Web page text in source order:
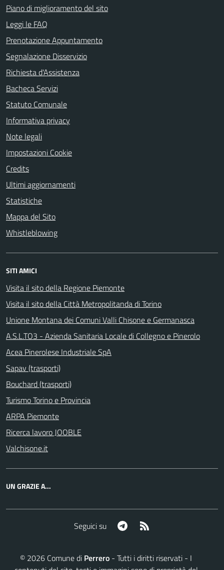
Piano di miglioramento del sito
Leggi le FAQ
Prenotazione Appuntamento
Segnalazione Disservizio
Richiesta d'Assistenza
Bacheca Servizi
Statuto Comunale
Informativa privacy
Note legali
Impostazioni Cookie
Credits
Ultimi aggiornamenti
Statistiche
Mappa del Sito
Whistleblowing
SITI AMICI
Visita il sito della Regione Piemonte
Visita il sito della Città Metropolitanda di Torino
Unione Montana dei Comuni Valli Chisone e Germanasca
A.S.L.TO3 - Azienda Sanitaria Locale di Collegno e Pinerolo
Acea Pinerolese Industriale SpA
Sapav (trasporti)
Bouchard (trasporti)
Turismo Torino e Provincia
ARPA Piemonte
Ricerca lavoro JOOBLE
Valchisone.it
UN GRAZIE A...
Seguici su Telegram
© 2026 Comune di Perrero - Tutti i diritti riservati - I